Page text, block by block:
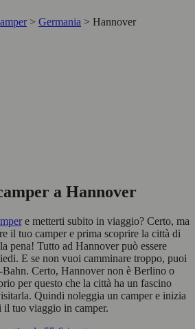
> Germania > Hannover
a Hannover
e metterti subito in viaggio? Certo, ma
il tuo camper e prima scoprire la città di
pena! Tutto ad Hannover può essere
E se non vuoi camminare troppo, puoi
Bahn. Certo, Hannover non è Berlino o
per questo che la città ha un fascino
Quindi noleggia un camper e inizia
il tuo viaggio in camper.